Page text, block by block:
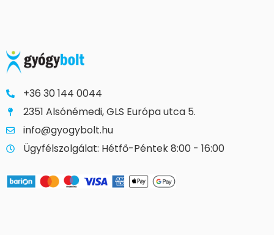
+36 30 144 0044
2351 Alsónémedi, GLS Európa utca 5.
info@gyogybolt.hu
Ügyfélszolgálat: Hétfő-Péntek 8:00 - 16:00